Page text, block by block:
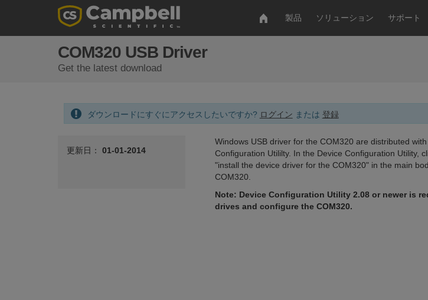
製品 ソリューション サポート
COM320 USB Driver
Get the latest download
ダウンロードにすぐにアクセスしたいですか? ログイン または 登録
更新日： 01-01-2014
Windows USB driver for the COM320 are distributed with
Configuration Utililty. In the Device Configuration Utility, c
"install the device driver for the COM320" in the main
COM320.
Note: Device Configuration Utility 2.08 or newer is
drives and configure the COM320.